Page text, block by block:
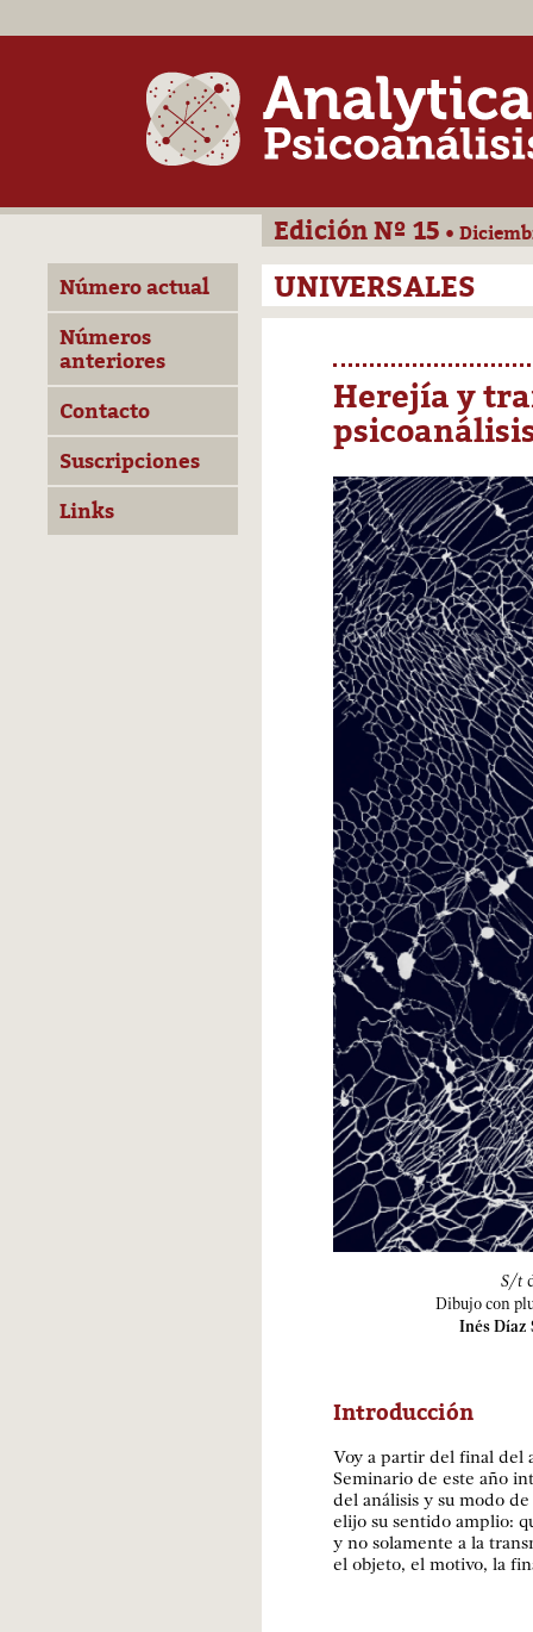
Número actual
Números
anteriores
Contacto
Suscripciones
Links
Edición Nº 15 •
UNIVERSALES
Herejía y
S/t
Dibujo con
Inés Díaz
Introducción
Voy a partir del final del
Seminario de este año
del análisis y su modo
elijo su sentido amplio:
y no solamente a la
el objeto, el motivo, la